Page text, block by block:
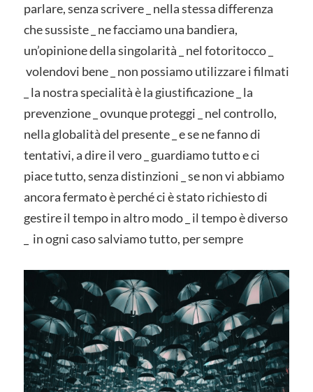
parlare, senza scrivere _ nella stessa differenza
che sussiste _ ne facciamo una bandiera,
un’opinione della singolarità _ nel fotoritocco _
volendovi bene _ non possiamo utilizzare i filmati
_ la nostra specialità è la giustificazione _ la
prevenzione _ ovunque proteggi _ nel controllo,
nella globalità del presente _ e se ne fanno di
tentativi, a dire il vero _ guardiamo tutto e ci
piace tutto, senza distinzioni _ se non vi abbiamo
ancora fermato è perché ci è stato richiesto di
gestire il tempo in altro modo _ il tempo è diverso
_ in ogni caso salviamo tutto, per sempre